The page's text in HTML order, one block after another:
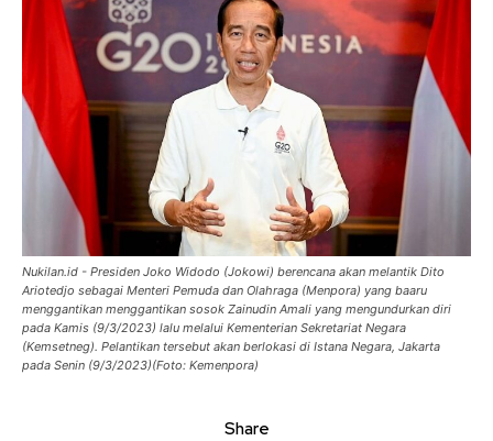
Nukilan.id - Presiden Joko Widodo (Jokowi) berencana akan melantik Dito
Ariotedjo sebagai Menteri Pemuda dan Olahraga (Menpora) yang baaru
menggantikan menggantikan sosok Zainudin Amali yang mengundurkan diri
pada Kamis (9/3/2023) lalu melalui Kementerian Sekretariat Negara
(Kemsetneg). Pelantikan tersebut akan berlokasi di Istana Negara, Jakarta
pada Senin (9/3/2023)(Foto: Kemenpora)
Share